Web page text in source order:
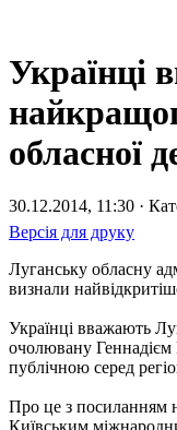
Українці
обласної
30.12.2014, 11:30 ·
Версія для друку
Луганську обласну
визнали
Українці вважають
очолювану
публічною серед
Про це з посиланням
Київським